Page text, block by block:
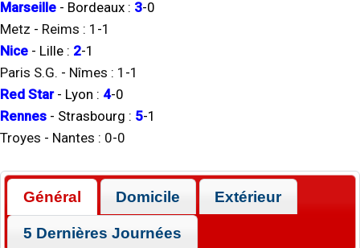
Marseille - Bordeaux : 3-0
Metz - Reims : 1 -1
Nice - Lille : 2-1
Paris S.G. - Nîmes : 1 -1
Red Star- Lyon : 4-0
Rennes - Strasbourg : 5-1
Troyes - Nantes : 0-0
Général Domicile Extérieur
5 Dernières Journées